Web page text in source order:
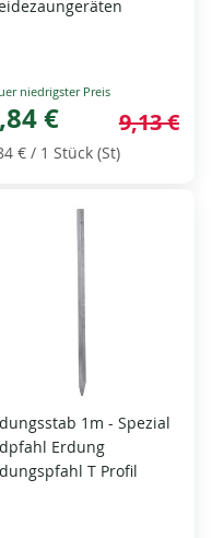
€ 9,13 €
€ / 1 Stück (St)
1m - Spezial
Erdung
T Profil